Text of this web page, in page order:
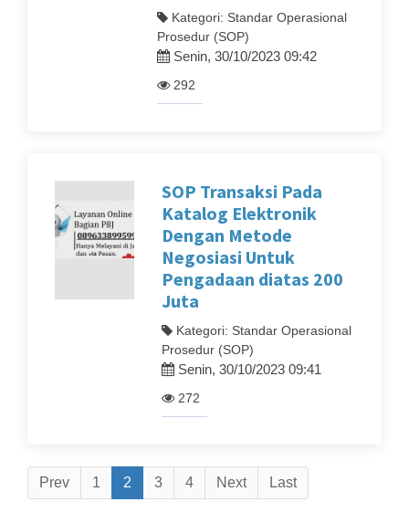
Kategori: Standar Operasional
Prosedur (SOP)
Senin, 30/10/2023 09:42
292
SOP Transaksi Pada
Katalog Elektronik
Dengan Metode
Negosiasi Untuk
Pengadaan diatas 200
Juta
Kategori: Standar Operasional
Prosedur (SOP)
Senin, 30/10/2023 09:41
272
Prev 1 2 3 4 Next Last